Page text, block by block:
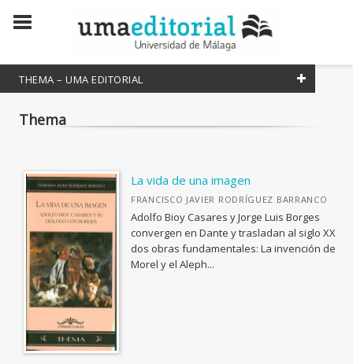
THEMA – UMA EDITORIAL
COLECCIONES CIENTÍFICAS
Lineas de Arte
Estudios y Ensayos
Divulga
Innovación Educativa
Manuales
Studia Malacitana
Textos Mínimos
Fuera de Carta
Thema
La vida de una imagen
FRANCISCO JAVIER RODRÍGUEZ BARRANCO
Adolfo Bioy Casares y Jorge Luis Borges
convergen en Dante y trasladan al siglo XX
dos obras fundamentales: La invención de
Morel y el Aleph...